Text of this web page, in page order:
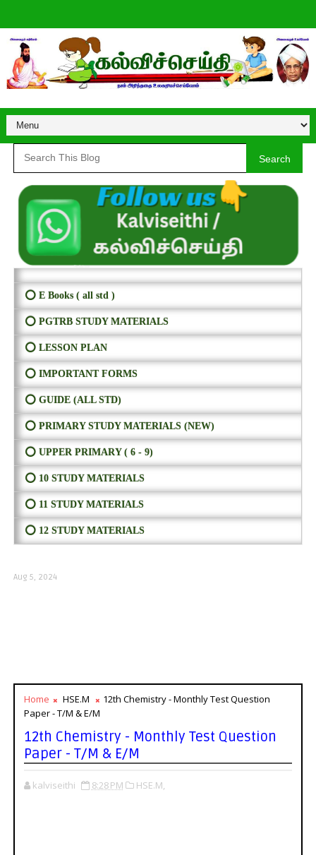
Search
⭕ E Books ( all std )
⭕ PGTRB STUDY MATERIALS
⭕ LESSON PLAN
⭕ IMPORTANT FORMS
⭕ GUIDE (ALL STD)
⭕ PRIMARY STUDY MATERIALS (NEW)
⭕ UPPER PRIMARY ( 6 - 9)
⭕ 10 STUDY MATERIALS
⭕ 11 STUDY MATERIALS
⭕ 12 STUDY MATERIALS
Aug 5, 2024
Home HSE.M
12th Chemistry - Monthly Test Question
Paper - T/M & E/M
12th Chemistry - Monthly Test Question
Paper - T/M & E/M
kalviseithi 8:28 PM HSE.M,